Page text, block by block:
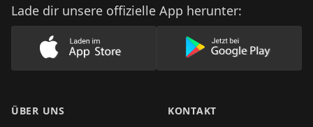
Lade dir unsere offizielle App herunter:
Lade unsere App im AppStore herunter
Lade unsere
ÜBER UNS KONTAKT